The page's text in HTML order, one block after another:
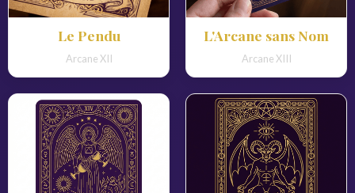
Le Pendu
Arcane XII
L'Arcane sans Nom
Arcane XIII